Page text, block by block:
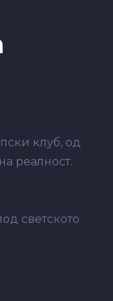
клуб, од
реалност.
светското